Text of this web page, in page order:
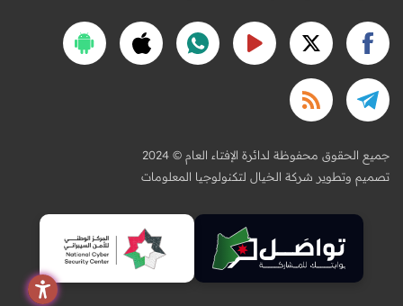
2024 © جميع الحقوق محفوظة لدائرة الإفتاء العام
تصميم وتطوير شركة الخيال لتكنولوجيا المعلومات